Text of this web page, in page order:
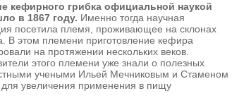
кефирного грибка официальной наукой
в 1867 году. Именно тогда научная
посетила племя, проживающее на склонах
В этом племени приготовление кефира
на протяжении нескольких веков.
этого племени уже знали о полезных
учеными Ильей Мечниковым и Стаменом
увеличения применения в пищу